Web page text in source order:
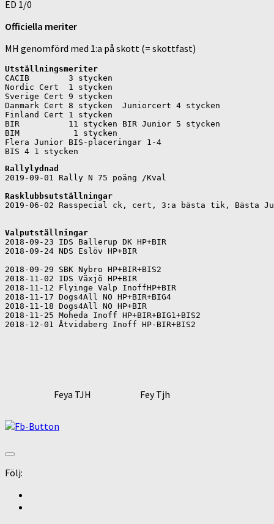
ED 1/0
Officiella meriter
MH genomförd med 1:a på skott (= skottfast)
Utställningsmeriter
CACIB        3 stycken
Nordic Cert  1 stycken
Sverige Cert 9 stycken
Danmark Cert 8 stycken  Juniorcert 4 stycken
Finland Cert 1 stycken
BIR          11 stycken BIR Junior 5 stycken
BIM           1 stycken
Flera Junior BIS-placeringar 1-4
Rallylydnad
2019-09-01 Rally N 75 poäng /Kval
Rasklubbsutställningar
2019-06-02 Rasspecial ck, cert, 3:a bästa tik, Bästa
Valputställningar
2018-09-23 IDS Ballerup DK HP+BIR
2018-09-24 NDS Eslöv HP+BIR
2018-09-29 SBK Nybro HP+BIR+BIS2
2018-11-02 IDS Växjö HP+BIR
2018-11-12 Flyinge Valp InoffHP+BIR
2018-11-17 Dogs4All NO HP+BIR+BIG4
2018-11-18 Dogs4All NO HP+BIR
2018-11-25 Moheda Inoff HP+BIR+BIG1+BIS2
2018-12-01 Åtvidaberg Inoff HP-BIR+BIS2
Feya TJH Fey Tjh
Följ: